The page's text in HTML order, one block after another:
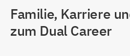
Familie, Karriere
zum Dual Career